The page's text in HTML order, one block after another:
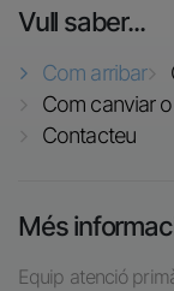
Vull saber...
Com arribar
Com canviar o
Contacteu
Més
Equip atenció